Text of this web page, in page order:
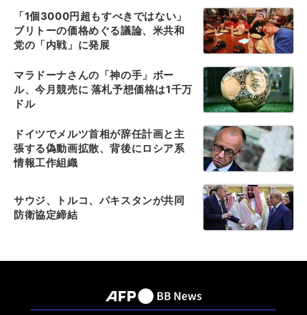
「1個3000円超もすべきではない」
ブリトーの価格めぐる議論、米共和
党の「内戦」に発展
マラドーナさんの「神の手」ボー
ル、今月競売に 落札予想価格は1千万
ドル
ドイツでメルツ首相が辞任計画と主
張する偽動画拡散、背後にロシア系
情報工作組織
サウジ、トルコ、パキスタンが共同
防衛協定締結